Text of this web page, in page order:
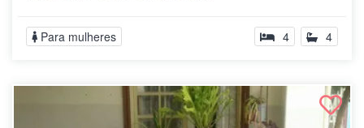
Para mulheres 4 4